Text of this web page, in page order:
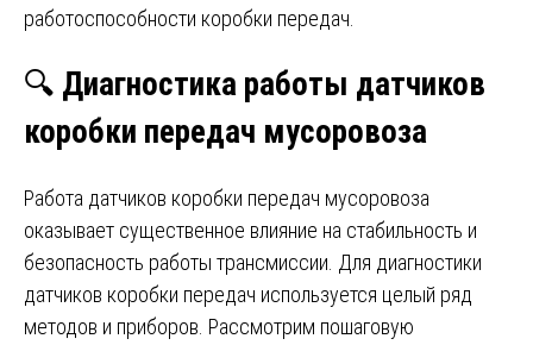
работоспособности коробки передач.
🔍 Диагностика работы датчиков
коробки передач мусоровоза
Работа датчиков коробки передач мусоровоза
оказывает существенное влияние на стабильность и
безопасность работы трансмиссии. Для диагностики
датчиков коробки передач используется целый ряд
методов и приборов. Рассмотрим пошаговую